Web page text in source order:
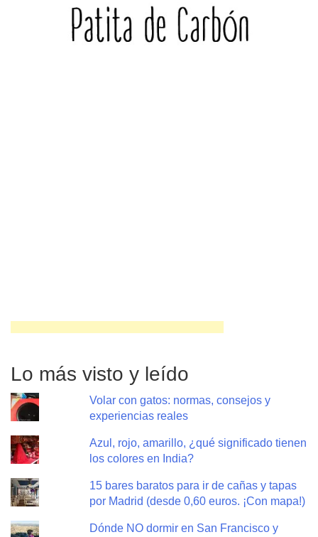
Lo más visto y leído
Volar con gatos: normas, consejos y
experiencias reales
Azul, rojo, amarillo, ¿qué significado tienen
los colores en India?
15 bares baratos para ir de cañas y tapas
por Madrid (desde 0,60 euros. ¡Con mapa!)
Dónde NO dormir en San Francisco y